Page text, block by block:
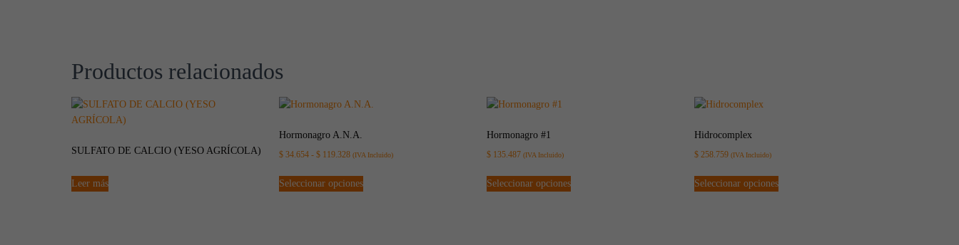
Productos relacionados
SULFATO DE CALCIO (YESO AGRÍCOLA)
Leer más
Hormonagro A.N.A.
$ 34.654 - $ 119.328 (IVA Incluido)
Seleccionar opciones
Hormonagro #1
$ 135.487 (IVA Incluido)
Seleccionar opciones
Hidrocomplex
$ 258.759 (IVA Incluido)
Seleccionar opciones